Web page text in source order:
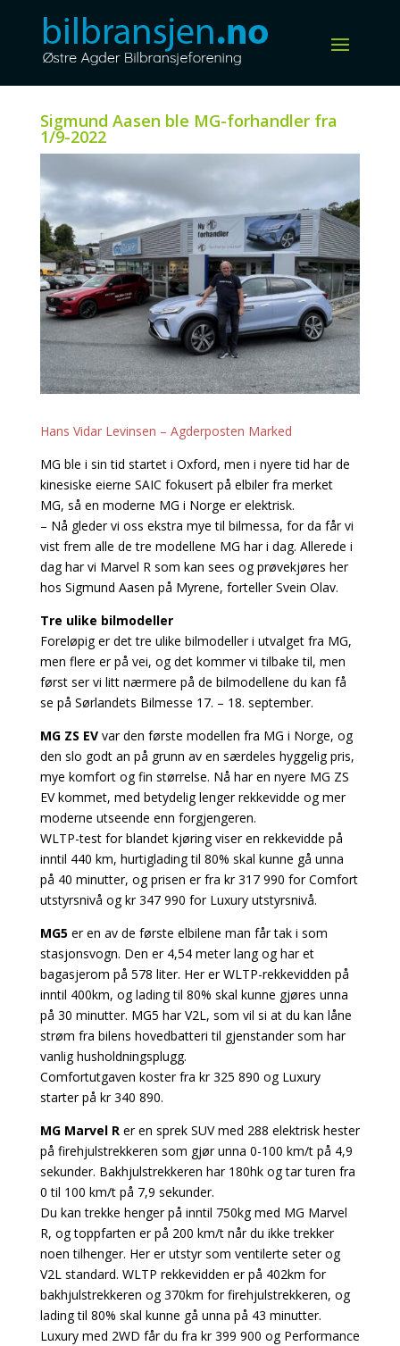
Sigmund Aasen ble MG-forhandler fra
1/9-2022
Hans Vidar Levinsen – Agderposten Marked
MG ble i sin tid startet i Oxford, men i nyere tid har de
kinesiske eierne SAIC fokusert på elbiler fra merket
MG, så en moderne MG i Norge er elektrisk.
– Nå gleder vi oss ekstra mye til bilmessa, for da får vi
vist frem alle de tre modellene MG har i dag. Allerede i
dag har vi Marvel R som kan sees og prøvekjøres her
hos Sigmund Aasen på Myrene, forteller Svein Olav.
Tre ulike bilmodeller
Foreløpig er det tre ulike bilmodeller i utvalget fra MG,
men flere er på vei, og det kommer vi tilbake til, men
først ser vi litt nærmere på de bilmodellene du kan få
se på Sørlandets Bilmesse 17. – 18. september.
MG ZS EVvar den første modellen fra MG i Norge, og
den slo godt an på grunn av en særdeles hyggelig pris,
mye komfort og fin størrelse. Nå har en nyere MG ZS
EV kommet, med betydelig lenger rekkevidde og mer
moderne utseende enn forgjengeren.
WLTP-test for blandet kjøring viser en rekkevidde på
inntil 440 km, hurtiglading til 80% skal kunne gå unna
på 40 minutter, og prisen er fra kr 317 990 for Comfort
utstyrsnivå og kr 347 990 for Luxury utstyrsnivå.
MG5er en av de første elbilene man får tak i som
stasjonsvogn. Den er 4,54 meter lang og har et
bagasjerom på 578 liter. Her er WLTP-rekkevidden på
inntil 400km, og lading til 80% skal kunne gjøres unna
på 30 minutter. MG5 har V2L, som vil si at du kan låne
strøm fra bilens hovedbatteri til gjenstander som har
vanlig husholdningsplugg.
Comfortutgaven koster fra kr 325 890 og Luxury
starter på kr 340 890.
MG Marvel Rer en sprek SUV med 288 elektrisk hester
på firehjulstrekkeren som gjør unna 0-100 km/t på 4,9
sekunder. Bakhjulstrekkeren har 180hk og tar turen fra
0 til 100 km/t på 7,9 sekunder.
Du kan trekke henger på inntil 750kg med MG Marvel
R, og toppfarten er på 200 km/t når du ikke trekker
noen tilhenger. Her er utstyr som ventilerte seter og
V2L standard. WLTP rekkevidden er på 402km for
bakhjulstrekkeren og 370km for firehjulstrekkeren, og
lading til 80% skal kunne gå unna på 43 minutter.
Luxury med 2WD får du fra kr 399 900 og Performance